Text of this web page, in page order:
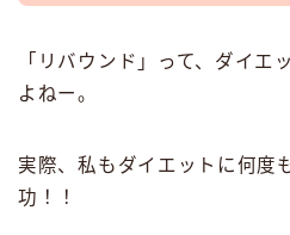
「リバウンド」って、ダイエ
よねー。
実際、私もダイエットに何度
功！！